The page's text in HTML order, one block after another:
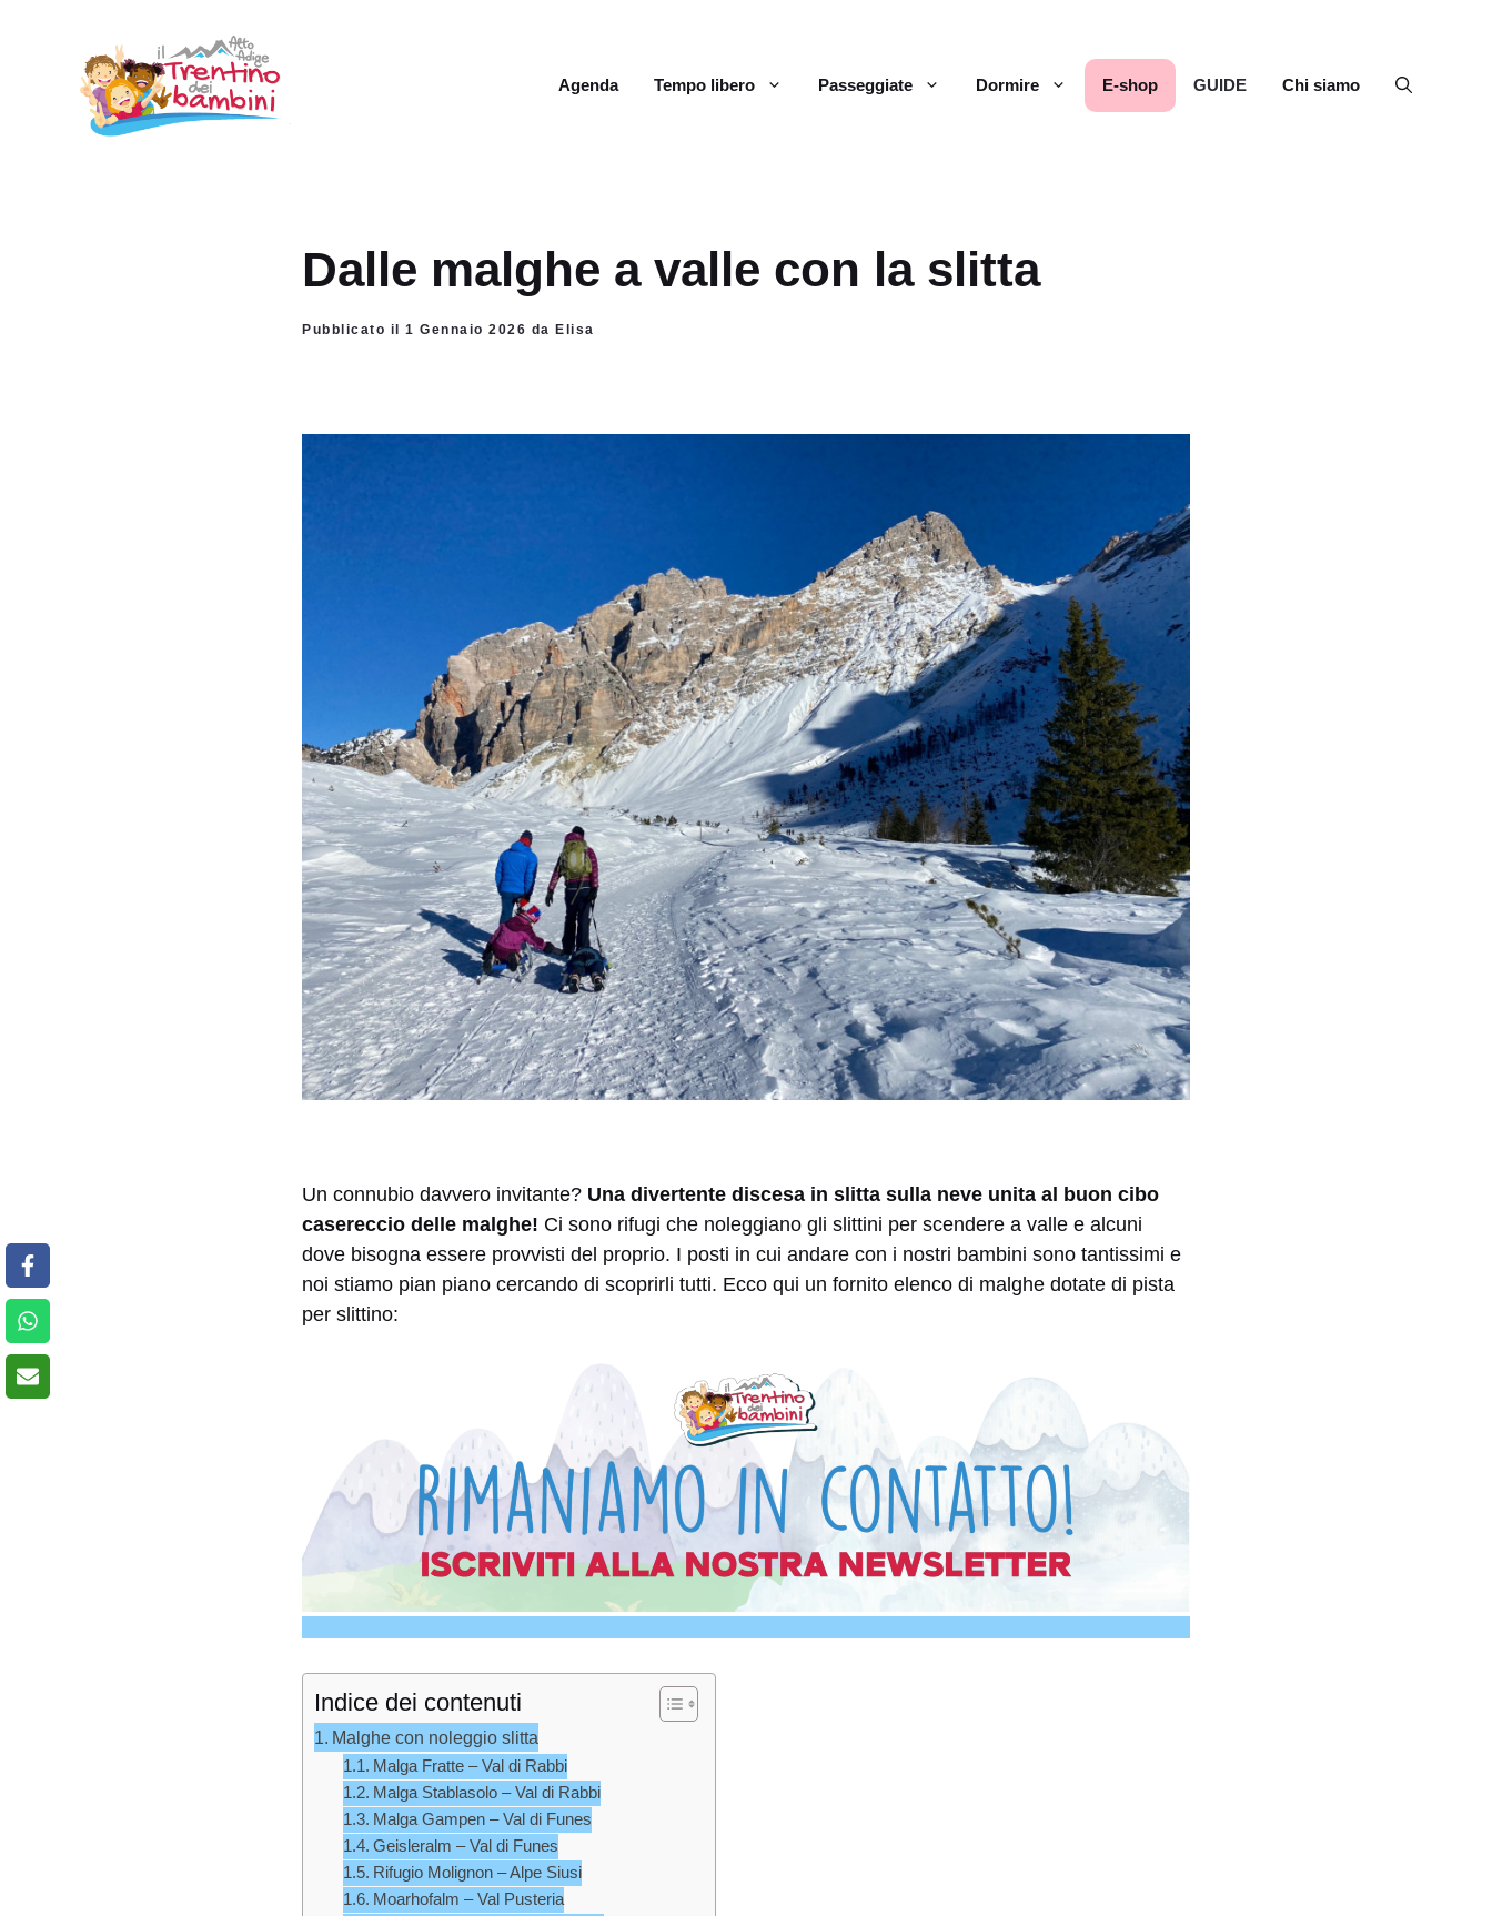
contenuto
Agenda Tempo libero Passeggiate Dormire E-shop GUIDE Chi siamo
Dalle malghe a valle con la slitta
Pubblicato il 1 Gennaio 2026 da Elisa
Un connubio davvero invitante? Una divertente discesa in slitta sulla neve unita al buon cibo
casereccio delle malghe! Ci sono rifugi che noleggiano gli slittini per scendere a valle e alcuni
dove bisogna essere provvisti del proprio. I posti in cui andare con i nostri bambini sono tantissimi e
noi stiamo pian piano cercando di scoprirli tutti. Ecco qui un fornito elenco di malghe dotate di pista
per slittino:
Indice dei contenuti
Malghe con noleggio slitta
Malga Fratte – Val di Rabbi
Malga Stablasolo – Val di Rabbi
Malga Gampen – Val di Funes
Geisleralm – Val di Funes
Rifugio Molignon – Alpe Siusi
Moarhofalm – Val Pusteria